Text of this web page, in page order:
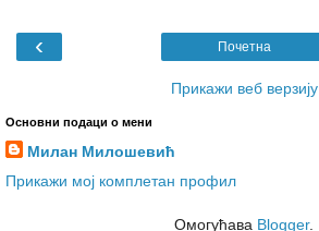
‹ Почетна
Прикажи веб верзију
Основни подаци о мени
Милан Милошевић
Прикажи мој комплетан профил
Омогућава Blogger.